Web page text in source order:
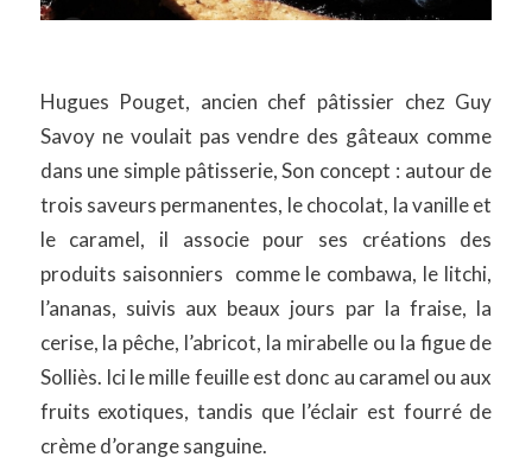
Hugues Pouget, ancien chef pâtissier chez Guy
Savoy ne voulait pas vendre des gâteaux comme
dans une simple pâtisserie, Son concept : autour de
trois saveurs permanentes, le chocolat, la vanille et
le caramel, il associe pour ses créations des
produits saisonniers comme le combawa, le litchi,
l’ananas, suivis aux beaux jours par la fraise, la
cerise, la pêche, l’abricot, la mirabelle ou la figue de
Solliès. Ici le mille feuille est donc au caramel ou aux
fruits exotiques, tandis que l’éclair est fourré de
crème d’orange sanguine.